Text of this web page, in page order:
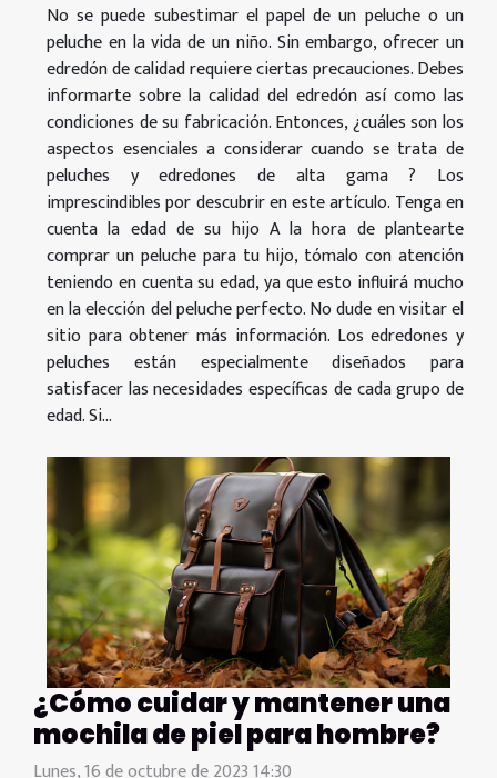
No se puede subestimar el papel de un peluche o un
peluche en la vida de un niño. Sin embargo, ofrecer un
edredón de calidad requiere ciertas precauciones. Debes
informarte sobre la calidad del edredón así como las
condiciones de su fabricación. Entonces, ¿cuáles son los
aspectos esenciales a considerar cuando se trata de
peluches y edredones de alta gama ? Los
imprescindibles por descubrir en este artículo. Tenga en
cuenta la edad de su hijo A la hora de plantearte
comprar un peluche para tu hijo, tómalo con atención
teniendo en cuenta su edad, ya que esto influirá mucho
en la elección del peluche perfecto. No dude en visitar el
sitio para obtener más información. Los edredones y
peluches están especialmente diseñados para
satisfacer las necesidades específicas de cada grupo de
edad. Si...
¿Cómo cuidar y mantener una
mochila de piel para hombre?